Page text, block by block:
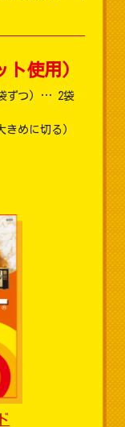
ト使用)
袋ずつ) … 2袋
きめに切る)